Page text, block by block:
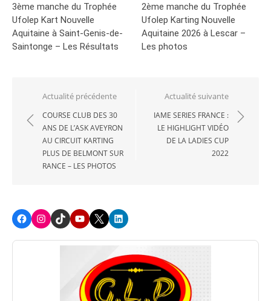
3ème manche du Trophée
Ufolep Kart Nouvelle
Aquitaine à Saint-Genis-de-
Saintonge – Les Résultats
2ème manche du Trophée
Ufolep Karting Nouvelle
Aquitaine 2026 à Lescar –
Les photos
Navigation
de
l’article
Actualité précédente
COURSE CLUB DES 30
ANS DE L’ASK AVEYRON
AU CIRCUIT KARTING
PLUS DE BELMONT SUR
RANCE – LES PHOTOS
Actualité suivante
IAME SERIES FRANCE :
LE HIGHLIGHT VIDÉO
DE LA LADIES CUP
2022
FacebookInstagram
TikTokYoutube
X LinkedIn